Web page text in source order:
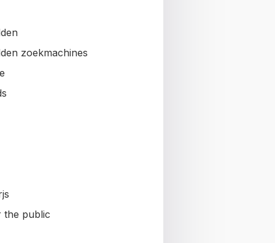
zoekmachines
the public